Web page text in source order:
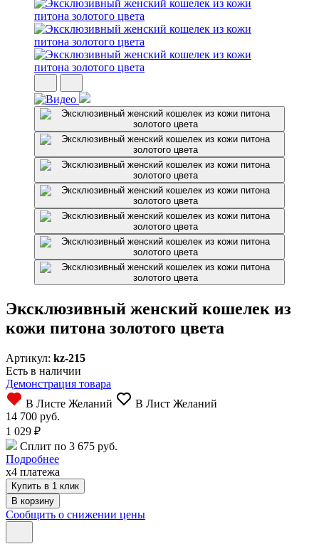
Эксклюзивный женский кошелек из
кожи питона золотого цвета
Артикул: kz-215
Есть в наличии
Демонстрация товара
В Листе Желаний
В Лист Желаний
14 700 руб.
1 029 ₽
Сплит по 3 675 руб.
Подробнее
x4 платежа
Купить в 1 клик
Сообщить о снижении цены